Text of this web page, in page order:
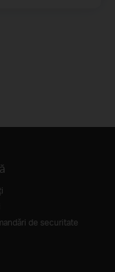
de securitate